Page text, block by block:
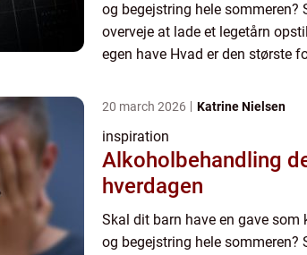
og begejstring hele sommeren?
overveje at lade et legetårn
egen have Hvad er den største
20 march 2026 Katrine Nielsen
inspiration
Alkoholbehandling
hverdagen
Skal dit barn have en gave
og begejstring hele sommeren?